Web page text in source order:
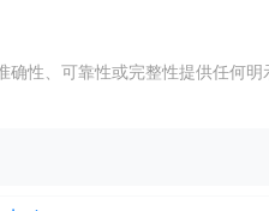
确性、可靠性或完整性提供任何